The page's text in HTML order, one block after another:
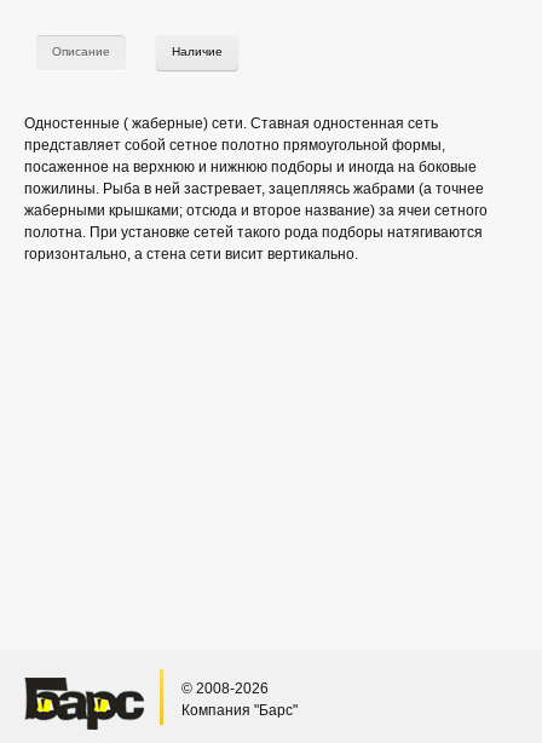
Описание Наличие
Одностенные ( жаберные) сети. Ставная одностенная сеть
представляет собой сетное полотно прямоугольной формы,
посаженное на верхнюю и нижнюю подборы и иногда на боковые
пожилины. Рыба в ней застревает, зацепляясь жабрами (а точнее
жаберными крышками; отсюда и второе название) за ячеи сетного
полотна. При установке сетей такого рода подборы натягиваются
горизонтально, а стена сети висит вертикально.
© 2008-2026
Компания "Барс"